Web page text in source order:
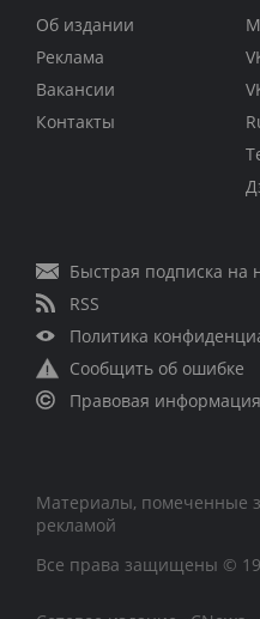
Об издании
Реклама
Вакансии
Контакты
Быстрая подписка на
RSS
Политика
Сообщить об ошибке
Правовая информация
Материалы, помеченные
рекламой
Все права защищены ©